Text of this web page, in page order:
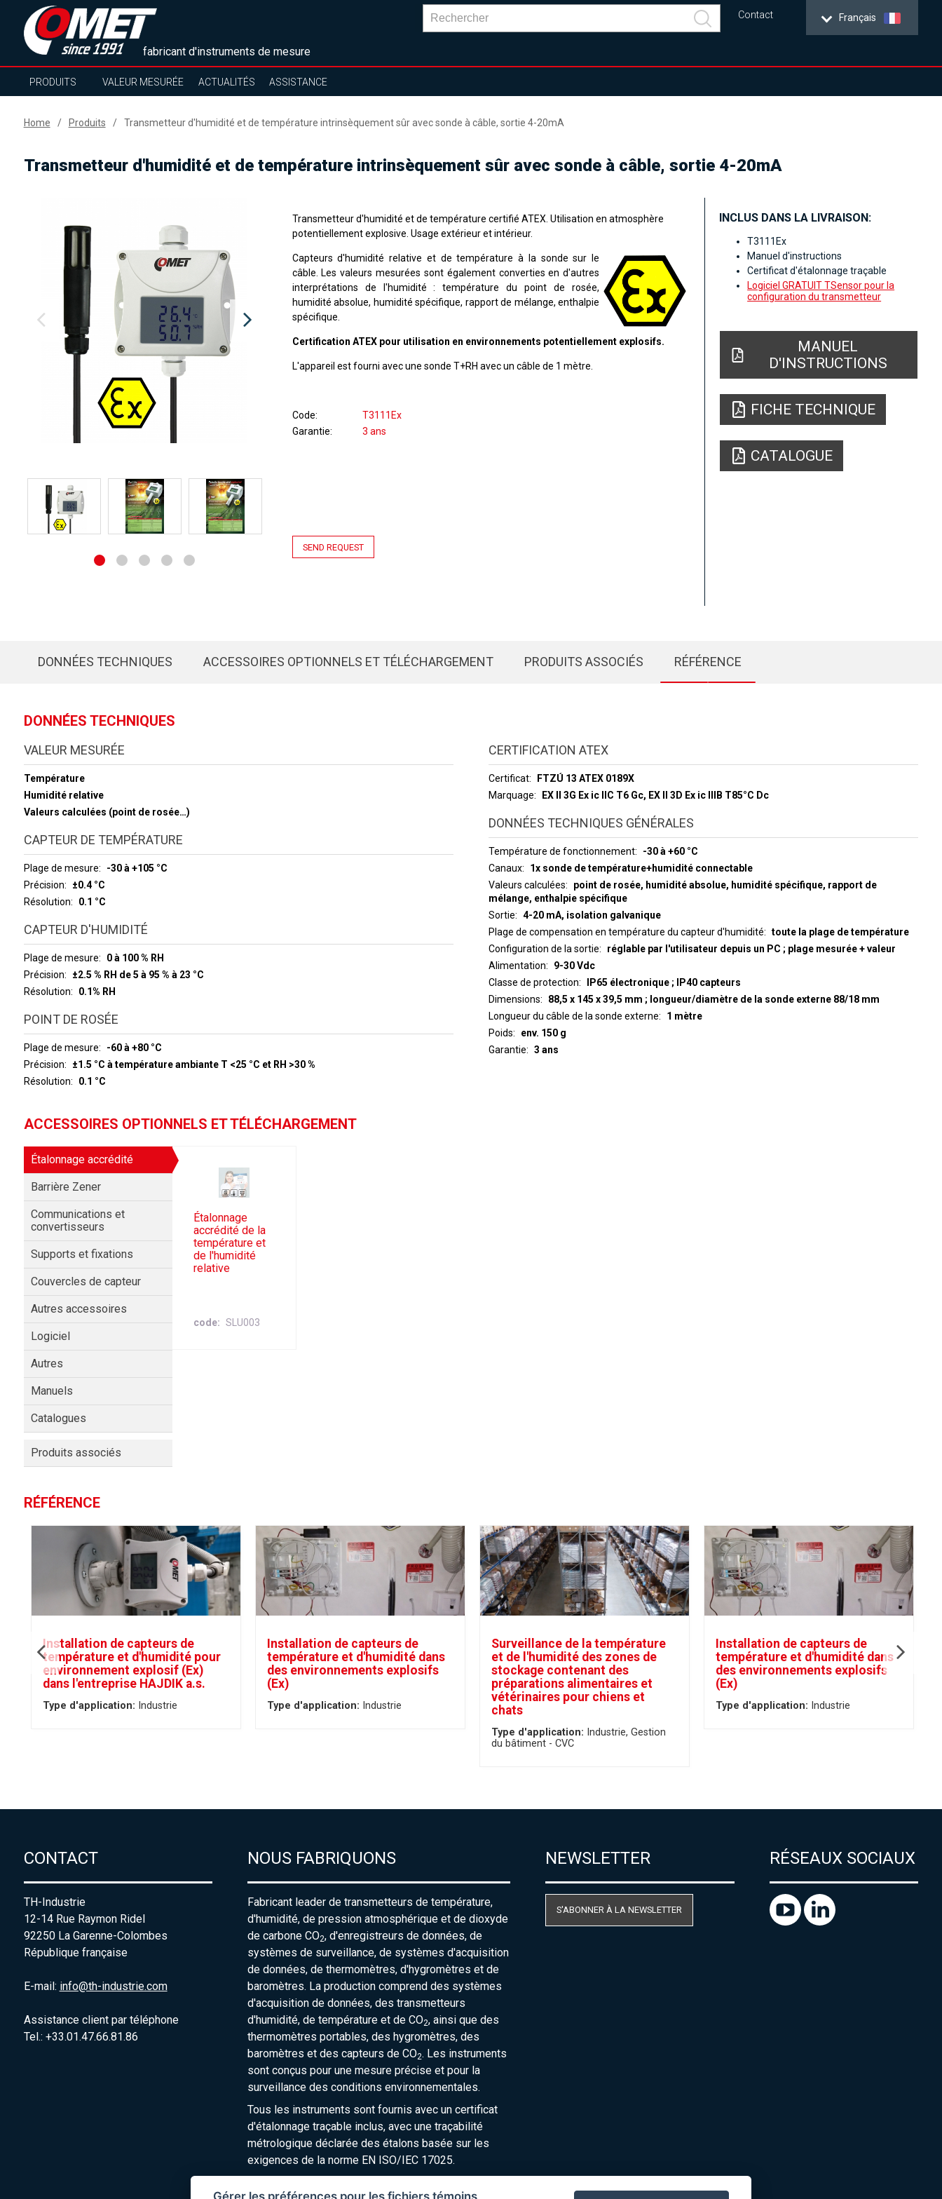
fabricant d'instruments de mesure
Français
Contact
PRODUITS VALEUR MESURÉE ACTUALITÉS ASSISTANCE
Home Produits Transmetteur d'humidité et de température intrinsèquement sûr avec sonde à câble, sortie 4-20mA
Transmetteur d'humidité et de température intrinsèquement sûr avec sonde à câble, sortie 4-20mA
Transmetteur d'humidité et de température certifié ATEX. Utilisation en atmosphère
potentiellement explosive. Usage extérieur et intérieur.
Capteurs d'humidité relative et de température à la sonde sur le
câble. Les valeurs mesurées sont également converties en d'autres
interprétations de l'humidité : température du point de rosée,
humidité absolue, humidité spécifique, rapport de mélange, enthalpie
spécifique.
Certification ATEX pour utilisation en environnements potentiellement explosifs.
L'appareil est fourni avec une sonde T+RH avec un câble de 1 mètre.
Code
T3111Ex
Garantie
3 ans
SEND REQUEST
INCLUS DANS LA LIVRAISON:
T3111Ex
Manuel d'instructions
Certificat d'étalonnage traçable
Logiciel GRATUIT TSensor pour la
configuration du transmetteur
MANUEL
D'INSTRUCTIONS
FICHE TECHNIQUE
CATALOGUE
DONNÉES TECHNIQUES ACCESSOIRES OPTIONNELS ET TÉLÉCHARGEMENT PRODUITS ASSOCIÉS RÉFÉRENCE
DONNÉES TECHNIQUES
VALEUR MESURÉE
Température
Humidité relative
Valeurs calculées (point de rosée…)
CAPTEUR DE TEMPÉRATURE
Plage de mesure
-30 à +105 °C
Précision
±0.4 °C
Résolution
0.1 °C
CAPTEUR D'HUMIDITÉ
Plage de mesure
0 à 100 % RH
Précision
±2.5 % RH de 5 à 95 % à 23 °C
Résolution
0.1% RH
POINT DE ROSÉE
Plage de mesure
-60 à +80 °C
Précision
±1.5 °C à température ambiante T <25 °C et RH >30 %
Résolution
0.1 °C
CERTIFICATION ATEX
Certificat
FTZÚ 13 ATEX 0189X
Marquage
EX ll 3G Ex ic llC T6 Gc, EX ll 3D Ex ic lllB T85°C Dc
DONNÉES TECHNIQUES GÉNÉRALES
Température de fonctionnement
-30 à +60 °C
Canaux
1x sonde de température+humidité connectable
Valeurs calculées
point de rosée, humidité absolue, humidité spécifique, rapport de
mélange, enthalpie spécifique
Sortie
4-20 mA, isolation galvanique
Plage de compensation en température du capteur d'humidité
toute la plage de température
Configuration de la sortie
réglable par l'utilisateur depuis un PC ; plage mesurée + valeur
Alimentation
9-30 Vdc
Classe de protection
IP65 électronique ; IP40 capteurs
Dimensions
88,5 x 145 x 39,5 mm ; longueur/diamètre de la sonde externe 88/18 mm
Longueur du câble de la sonde externe
1 mètre
Poids
env. 150 g
Garantie
3 ans
ACCESSOIRES OPTIONNELS ET TÉLÉCHARGEMENT
Étalonnage accrédité
Barrière Zener
Communications et
convertisseurs
Supports et fixations
Couvercles de capteur
Autres accessoires
Logiciel
Autres
Manuels
Catalogues
Produits associés
Étalonnage
accrédité de la
température et
de l'humidité
relative
code SLU003
RÉFÉRENCE
Installation de capteurs de
température et d'humidité pour
environnement explosif (Ex)
dans l'entreprise HAJDIK a.s.
Type d'application: Industrie
Installation de capteurs de
température et d'humidité dans
des environnements explosifs
(Ex)
Type d'application: Industrie
Surveillance de la température
et de l'humidité des zones de
stockage contenant des
préparations alimentaires et
vétérinaires pour chiens et
chats
Type d'application: Industrie Gestion
du bâtiment - CVC
Installation de capteurs de
température et d'humidité dans
des environnements explosifs
(Ex)
Type d'application: Industrie
CONTACT
TH-Industrie
12-14 Rue Raymon Ridel
92250 La Garenne-Colombes
République française
E-mail: info@th-industrie.com
Assistance client par téléphone
Tel.: +33.01.47.66.81.86
NOUS FABRIQUONS
Fabricant leader de transmetteurs de température,
d'humidité, de pression atmosphérique et de dioxyde
de carbone CO2, d'enregistreurs de données, de
systèmes de surveillance, de systèmes d'acquisition
de données, de thermomètres, d'hygromètres et de
baromètres. La production comprend des systèmes
d'acquisition de données, des transmetteurs
d'humidité, de température et de CO2, ainsi que des
thermomètres portables, des hygromètres, des
baromètres et des capteurs de CO2. Les instruments
sont conçus pour une mesure précise et pour la
surveillance des conditions environnementales.
Tous les instruments sont fournis avec un certificat
d'étalonnage traçable inclus, avec une traçabilité
métrologique déclarée des étalons basée sur les
exigences de la norme EN ISO/IEC 17025.
NEWSLETTER
S'ABONNER À LA NEWSLETTER
RÉSEAUX SOCIAUX
Gérer les préférences pour les fichiers témoins